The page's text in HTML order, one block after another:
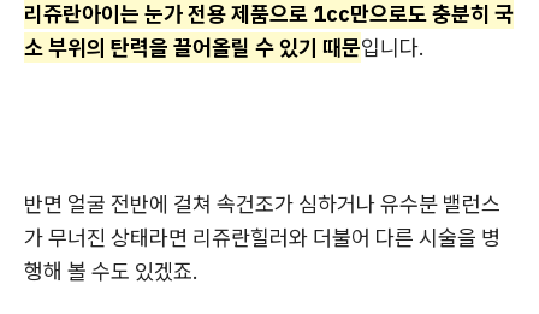
리쥬란아이는 눈가 전용 제품으로 1cc만으로도 충분히 국
소 부위의 탄력을 끌어올릴 수 있기 때문입니다.
반면 얼굴 전반에 걸쳐 속건조가 심하거나 유수분 밸런스
가 무너진 상태라면 리쥬란힐러와 더불어 다른 시술을 병
행해 볼 수도 있겠죠.